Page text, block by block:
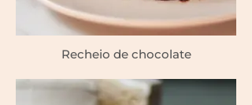
Recheio de chocolate